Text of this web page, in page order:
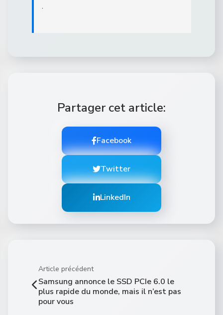
.
Partager cet article:
Facebook
Twitter
LinkedIn
Article précédent
Samsung annonce le SSD PCIe 6.0 le
plus rapide du monde, mais il n’est pas
pour vous